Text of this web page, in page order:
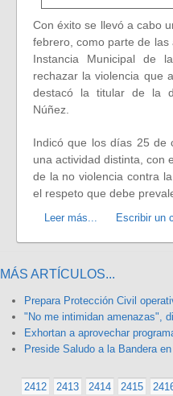
Con éxito se llevó a cabo
febrero, como parte de las
Instancia Municipal de
rechazar la violencia que
destacó la titular de la
Núñez.
Indicó que los días 25 de
una actividad distinta, con
de la no violencia contra
el respeto que debe
Leer más... Escribir un
MÁS ARTÍCULOS...
Prepara Protección Civil
"No me intimidan amenazas",
Exhortan a aprovechar
Preside Saludo a la Bandera
«
2412 2413 2414 2415